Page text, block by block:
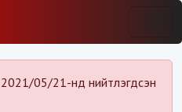
05/21-нд нийтлэгдсэн